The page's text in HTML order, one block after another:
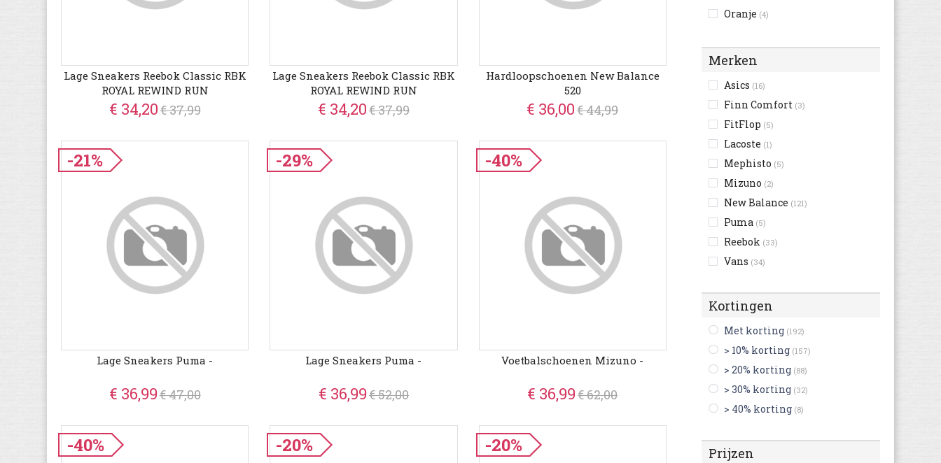
Oranje (4)
Roze
Zilver (3)
Zwart
Merken
Asics (16)
Finn Comfort (3)
FitFlop (5)
Lacoste (1)
Mephisto (5)
Mizuno (2)
New Balance (121)
Puma (5)
Reebok (33)
Vans (34)
Kortingen
Met korting (192)
> 10% korting (157)
> 20% korting (88)
> 30% korting (32)
> 40% korting (8)
Prijzen
Lage Sneakers Reebok Classic RBK
ROYAL REWIND RUN
€ 34,20€ 37,99
Lage Sneakers Reebok Classic RBK
ROYAL REWIND RUN
€ 34,20€ 37,99
Hardloopschoenen New Balance
520
€ 36,00€ 44,99
-21%
Lage Sneakers Puma -
€ 36,99€ 47,00
-29%
Lage Sneakers Puma -
€ 36,99€ 52,00
-40%
Voetbalschoenen Mizuno -
€ 36,99€ 62,00
-40% -20% -20%